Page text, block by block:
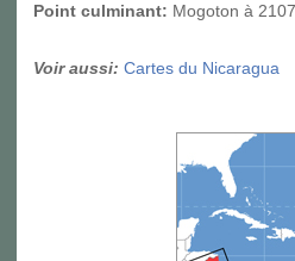
Point culminant: Mogoton à
Voir aussi: Cartes du Nicaragua